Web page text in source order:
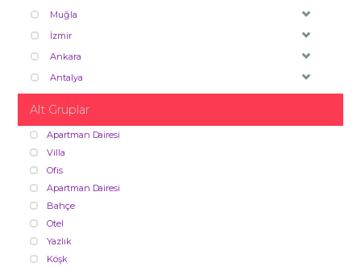
Muğla
İzmir
Ankara
Antalya
Alt Gruplar
Apartman Dairesi
Villa
Ofis
Apartman Dairesi
Bahçe
Otel
Yazlık
Köşk